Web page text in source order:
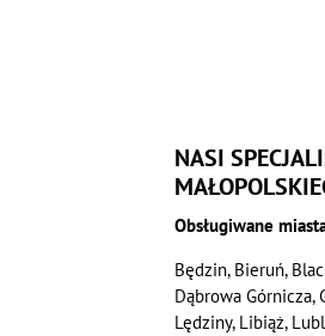
NASI
Obsługiwane
Będzin, Bieruń,
Dąbrowa Górnicza,
Lędziny, Libiąż,